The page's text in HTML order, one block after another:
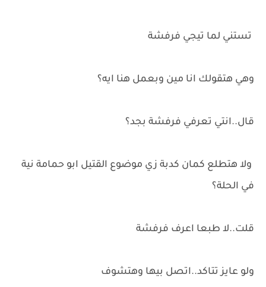
تستني لما تيجي فرفشة
وهي هتقولك انا مين وبعمل هنا ايه؟
قال..انتي تعرفي فرفشة بجد؟
ولا هتطلع كمان كدبة زي موضوع القتيل ابو حمامة نية
في الحلة؟
قلت..لا طبعا اعرف فرفشة
ولو عايز تتاكد..اتصل بيها وهتشوف